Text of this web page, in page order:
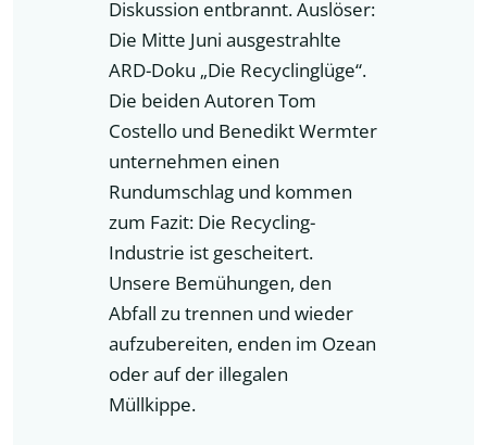
Diskussion entbrannt. Auslöser:
Die Mitte Juni ausgestrahlte
ARD-Doku „Die Recyclinglüge“.
Die beiden Autoren Tom
Costello und Benedikt Wermter
unternehmen einen
Rundumschlag und kommen
zum Fazit: Die Recycling-
Industrie ist gescheitert.
Unsere Bemühungen, den
Abfall zu trennen und wieder
aufzubereiten, enden im Ozean
oder auf der illegalen
Müllkippe.